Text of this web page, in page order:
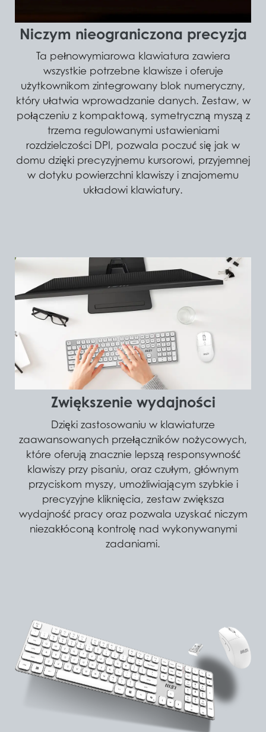
Niczym nieograniczona precyzja
Ta pełnowymiarowa klawiatura zawiera
wszystkie potrzebne klawisze i oferuje
użytkownikom zintegrowany blok numeryczny,
który ułatwia wprowadzanie danych. Zestaw, w
połączeniu z kompaktową, symetryczną myszą z
trzema regulowanymi ustawieniami
rozdzielczości DPI, pozwala poczuć się jak w
domu dzięki precyzyjnemu kursorowi, przyjemnej
w dotyku powierzchni klawiszy i znajomemu
układowi klawiatury.
Zwiększenie wydajności
Dzięki zastosowaniu w klawiaturze
zaawansowanych przełączników nożycowych,
które oferują znacznie lepszą responsywność
klawiszy przy pisaniu, oraz czułym, głównym
przyciskom myszy, umożliwiającym szybkie i
precyzyjne kliknięcia, zestaw zwiększa
wydajność pracy oraz pozwala uzyskać niczym
niezakłóconą kontrolę nad wykonywanymi
zadaniami.